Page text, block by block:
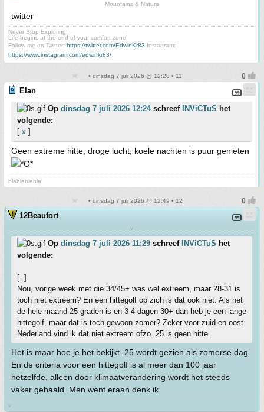
Mountains & Nature
twitter
Never Stop Exploring!
Life begins at the end of your comfort zone!
Follow me on Twitter: https://twitter.com/EdwinKr83 Instagram:
https://www.instagram.com/edwinkr83/
• dinsdag 7 juli 2026 @ 12:28 • 11
Elan
Op dinsdag 7 juli 2026 12:24schreef INViCTuS het
volgende:
[ x ]
Geen extreme hitte, droge lucht, koele nachten is puur genieten
blablablabla
• dinsdag 7 juli 2026 @ 12:49 • 12
12Beaufort
v
Op dinsdag 7 juli 2026 11:29 schreef INViCTuS het
volgende:
[..]
Nou, vorige week met die 34/45+ was wel extreem, maar 28-31 is
toch niet extreem? En een hittegolf op zich is dat ook niet. Als het
de hele maand 25 graden is en 3-4 dagen 30+ dan heb je een lange
hittegolf, maar dat is toch gewoon zomer? Zeker voor zuid en oost
Nederland vind ik dat niet extreem ofzo. 25 is geen hitte.
Het is maar hoe je het bekijkt. 25 wordt gezien als zomerse dag.
En de criteria voor een hittegolf is al meer dan 100 jaar
hetzelfde, alleen door klimaatverandering wordt het steeds
vaker gehaald. Men went eraan denk ik.
v